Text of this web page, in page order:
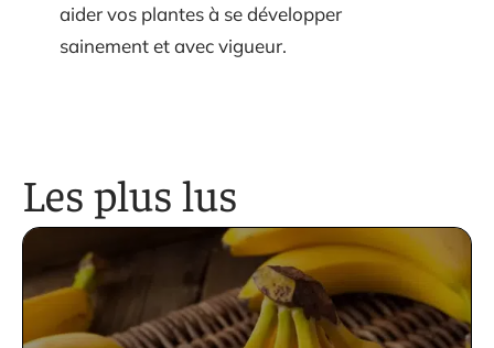
aider vos plantes à se développer
sainement et avec vigueur.
Les plus lus